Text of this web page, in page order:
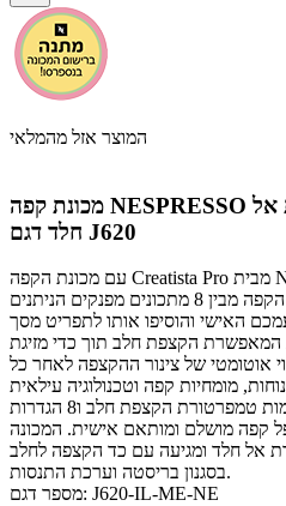
המוצר אזל מהמלאי
מכונת קפה NESPRESSO קריאטיסטה פרו בגוון פלדת אל
חלד דגם J620
עם מכונת הקפה Creatista Pro מבית NESPRESSO כל ספל קפה הוא
יצירת אומנות! בחרו מתכון הקפה מבין 8 מתכונים מפנקים הניתנים
האישי והוסיפו אותו לתפריט מסך
הקצפת חלב תוך כדי מזיגת
אוטומטי של צינור ההקצפה לאחר כל
מומחיות קפה וטכנולוגיה עילאית
המאפשרת לבחור בין 11 רמות טמפרטורת הקצפת חלב ו8 הגדרות
קפה מושלם ומותאם אישית. המכונה
אל חלד ומגיעה עם כד הקצפה לחלב
בסגנון בריסטה וערכת התנסות.
מספר דגם: J620-IL-ME-NE